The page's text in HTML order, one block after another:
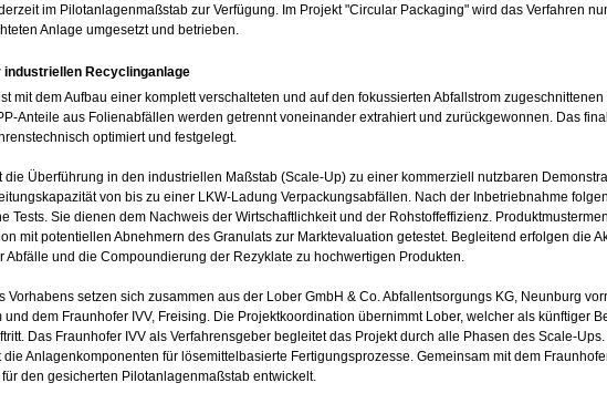
im Pilotanlagenmaßstab zur Verfügung. Im Projekt "Circular Packaging" wird das Verfahren
Anlage umgesetzt und betrieben.
industriellen Recyclinganlage
mit dem Aufbau einer komplett verschalteten und auf den fokussierten Abfallstrom
Anteile aus Folienabfällen werden getrennt voneinander extrahiert und zurückgewonnen. Das
optimiert und festgelegt.
die Überführung in den industriellen Maßstab (Scale-Up) zu einer kommerziell nutzbaren
von bis zu einer LKW-Ladung Verpackungsabfällen. Nach der Inbetriebnahme
Tests. Sie dienen dem Nachweis der Wirtschaftlichkeit und der Rohstoffeffizienz.
mit potentiellen Abnehmern des Granulats zur Marktevaluation getestet. Begleitend erfolgen die
Abfälle und die Compoundierung der Rezyklate zu hochwertigen Produkten.
Vorhabens setzen sich zusammen aus der Lober GmbH & Co. Abfallentsorgungs KG, Neunburg
und dem Fraunhofer IVV, Freising. Die Projektkoordination übernimmt Lober, welcher als künftiger
Das Fraunhofer IVV als Verfahrensgeber begleitet das Projekt durch alle Phasen des Scale-
die Anlagenkomponenten für lösemittelbasierte Fertigungsprozesse. Gemeinsam mit dem
den gesicherten Pilotanlagenmaßstab entwickelt.